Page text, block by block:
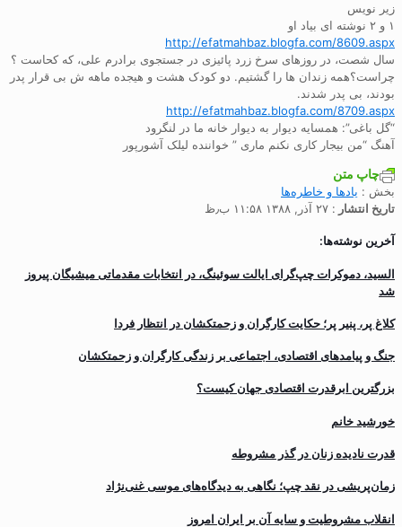
زیر نویس
۱ و ۲ نوشته ای بیاد او
http://efatmahbaz.blogfa.com/8609.aspx
سال شصت، در روزهای سرخ زرد پائیزی در جستجوی برادرم علی، که کحاست ؟
چراست؟همه زندان ها را گشتیم. دو کودک هشت و هیجده ماهه ش بی قرار پدر
بودند، بی پدر شدند.
http://efatmahbaz.blogfa.com/8709.aspx
“گل باغی”: همسایه دیوار به دیوار خانه ما در لنگرود
آهنگ “من بیجار کاری نکنم ماری ” خواننده لیلک آشورپور
چاپ متن
بخش : یادها و خاطره‌ها
تاریخ انتشار : ۲۷ آذر, ۱۳۸۸ ۱۱:۵۸ ب٫ظ
آخرین نوشته‌ها:
السید، دموکرات چپ‌گرای ایالت سوئینگ، در انتخابات مقدماتی میشیگان پیروز
شد
کلاغ پر، پنیر پر؛ حکایت کارگران و زحمتکشان در انتظار فردا
جنگ و پیامدهای اقتصادی، اجتماعی بر زندگی کارگران و زحمتکشان
بزرگترین ابرقدرت اقتصادی جهان کیست؟
خورشید خانم
قدرت نادیده زنان در گذر مشروطه
زمان‌پریشی در نقد چپ؛ نگاهی به دیدگاه‌های موسی غنی‌نژاد
انقلاب مشروطیت و سایه آن بر ایران امروز